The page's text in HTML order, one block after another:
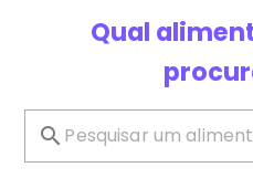
Qual